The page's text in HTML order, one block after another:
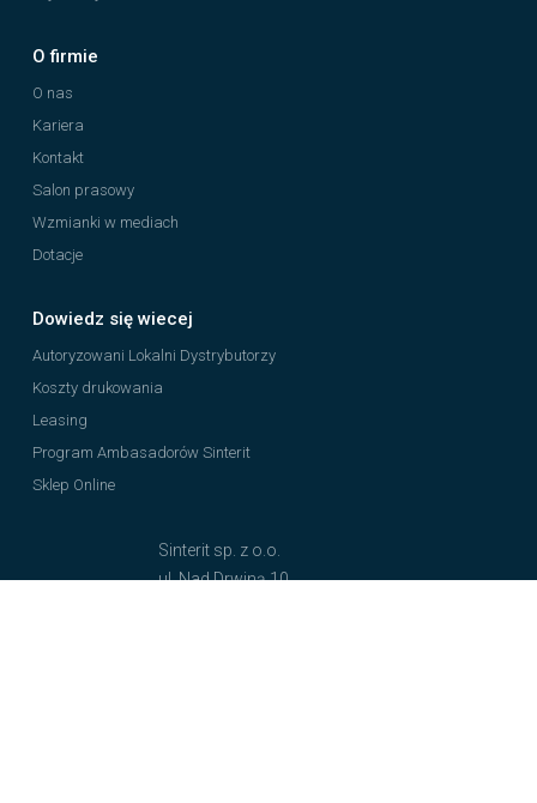
Sinterit sp. z o.o.
ul. Nad Drwiną 10
O firmie
O nas
Kariera
Kontakt
Salon prasowy
Wzmianki w mediach
Dotacje
Dowiedz się wiecej
Autoryzowani Lokalni Dystrybutorzy
Koszty drukowania
Leasing
Program Ambasadorów Sinterit
Sklep Online